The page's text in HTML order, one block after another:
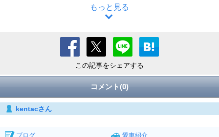
もっと見る
この記事をシェアする
コメント(0)
kentacさん
ブログ
愛車紹介